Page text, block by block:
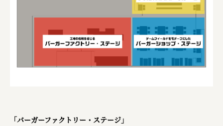
「バーガーファクトリー・ステージ」